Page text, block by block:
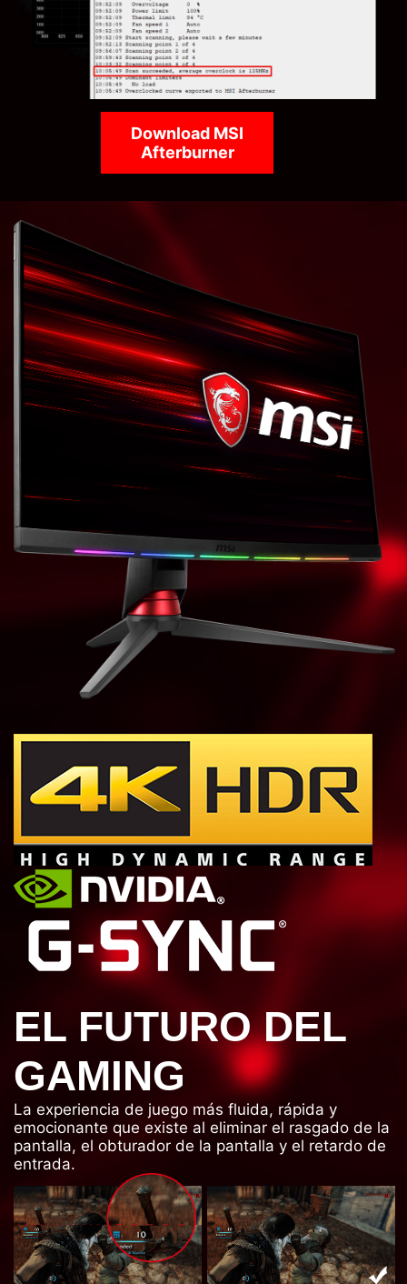
Download MSI
Afterburner
EL FUTURO DEL
GAMING
La experiencia de juego más fluida, rápida y
emocionante que existe al eliminar el rasgado de la
pantalla, el obturador de la pantalla y el retardo de
entrada.